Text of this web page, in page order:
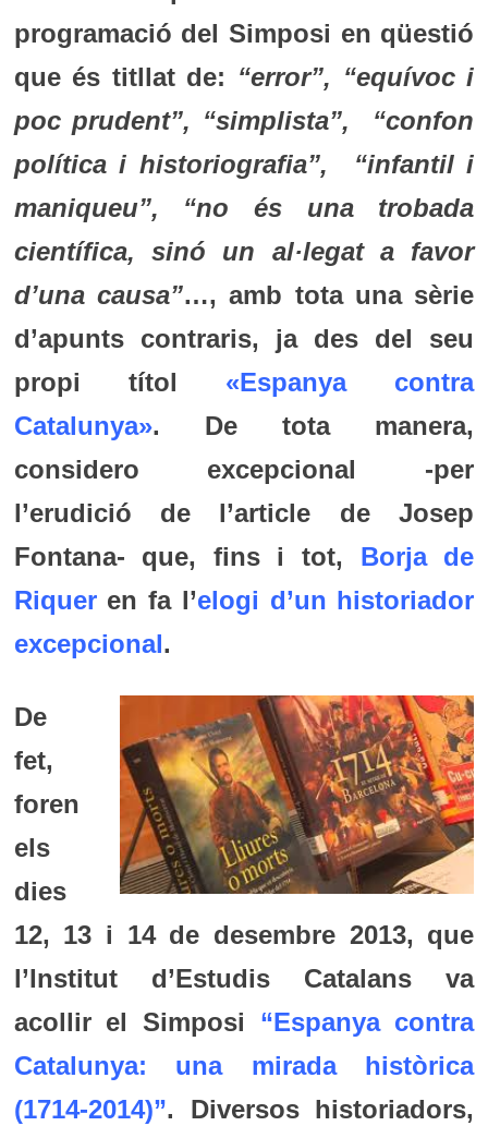
programació del Simposi en qüestió
que és titllat de: “error”, “equívoc i
poc prudent”, “simplista”, “confon
política i historiografia”, “infantil i
maniqueu”, “no és una trobada
científica, sinó un al·legat a favor
d’una causa”…, amb tota una sèrie
d’apunts contraris, ja des del seu
propi títol «Espanya contra
Catalunya». De tota manera,
considero excepcional -per
l’erudició de l’article de Josep
Fontana- que, fins i tot, Borja de
Riqueren fa l’elogi d’un historiador
excepcional.
De
fet,
foren
els
dies
12, 13 i 14 de desembre 2013, que
l’Institut d’Estudis Catalans va
acollir el Simposi “Espanya contra
Catalunya: una mirada històrica
(1714-2014)”. Diversos historiadors,